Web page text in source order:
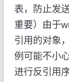
表，防止发
重要）由于
引用的对象
例可能不小
进行反引用